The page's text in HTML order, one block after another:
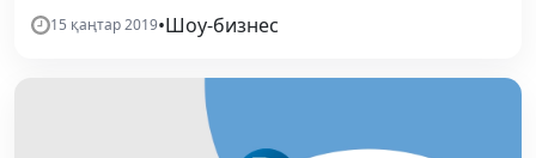
15 қаңтар 2019•Шоу-бизнес